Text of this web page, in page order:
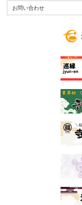
お問い合わせ